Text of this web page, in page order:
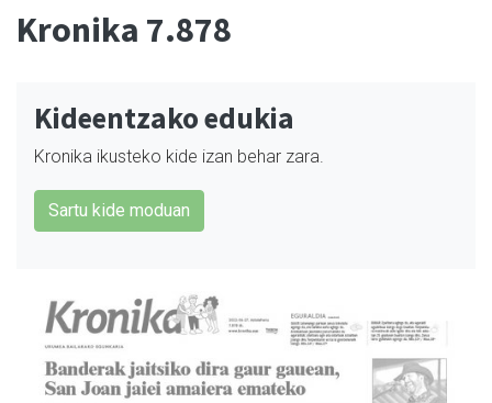
Kronika 7.878
Kideentzako edukia
Kronika ikusteko kide izan behar zara.
Sartu kide moduan